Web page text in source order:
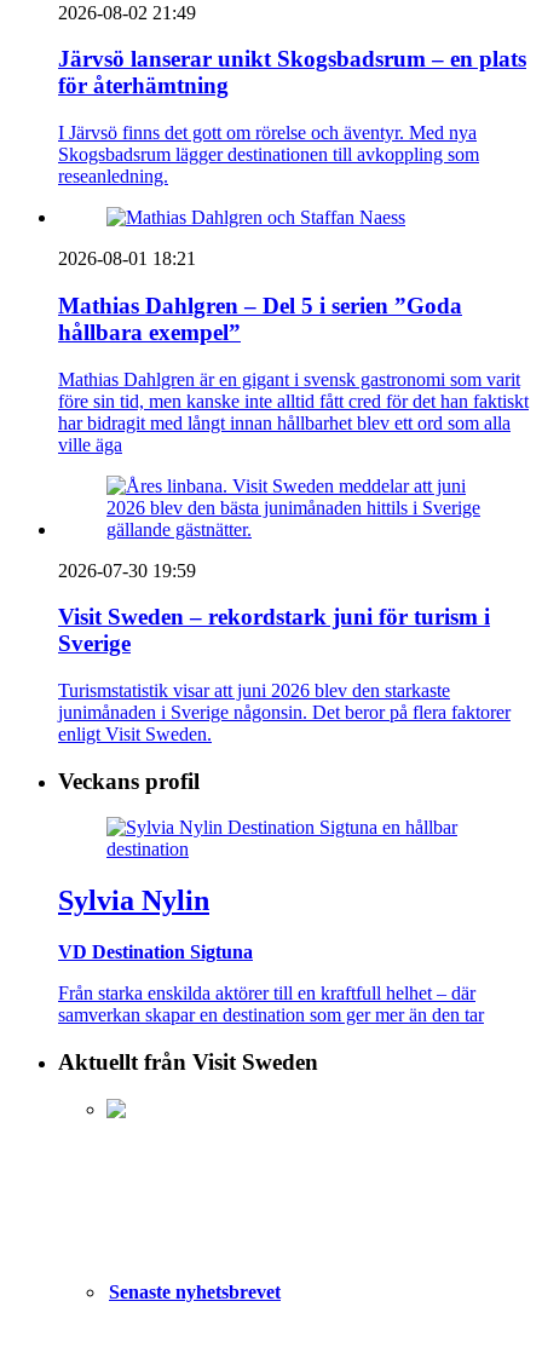
2026-08-02 21:49
Järvsö lanserar unikt Skogsbadsrum – en plats
för återhämtning
I Järvsö finns det gott om rörelse och äventyr. Med nya
Skogsbadsrum lägger destinationen till avkoppling som
reseanledning.
2026-08-01 18:21
Mathias Dahlgren – Del 5 i serien ”Goda
hållbara exempel”
Mathias Dahlgren är en gigant i svensk gastronomi som varit
före sin tid, men kanske inte alltid fått cred för det han faktiskt
har bidragit med långt innan hållbarhet blev ett ord som alla
ville äga
2026-07-30 19:59
Visit Sweden – rekordstark juni för turism i
Sverige
Turismstatistik visar att juni 2026 blev den starkaste
junimånaden i Sverige någonsin. Det beror på flera faktorer
enligt Visit Sweden.
Veckans profil
Sylvia Nylin
VD Destination Sigtuna
Från starka enskilda aktörer till en kraftfull helhet – där
samverkan skapar en destination som ger mer än den tar
Aktuellt från Visit Sweden
Senaste nyhetsbrevet